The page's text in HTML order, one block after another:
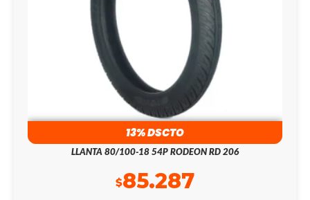
13% DSCTO
LLANTA 80/100-18 54P RODEON RD 206
$85.287